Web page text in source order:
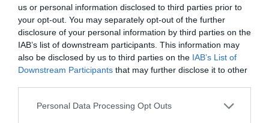
us or personal information disclosed to third parties prior to
your opt-out. You may separately opt-out of the further
disclosure of your personal information by third parties on the
IAB’s list of downstream participants. This information may
also be disclosed by us to third parties on the IAB’s List of
Downstream Participants that may further disclose it to other
Personal Data Processing Opt Outs
emot. Det känns som bra komplement till alla mobiler och
plattor.